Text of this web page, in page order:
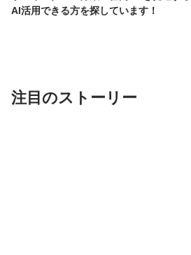
AI活用できる方を探しています！
注目のストーリー